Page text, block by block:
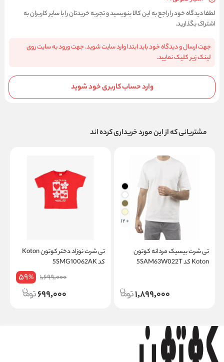
لطفا دیدگاه خود را راجع به این کالا بنویسید و تجربه خریدتان را با سایر کاربران به
اشتراک بگذارید.
جهت ارسال و دیدگاه خود باید ابتدا وارد سایت شوید. جهت ورود به سایت روی
لینک زیر کلیک نمایید.
وارد حساب کاربری خود شوید
مشتریانی که از این مورد خریداری کرده اند
+ 12
تی شرت بیسیک مردانه کوتون
Koton کد 5SAM63W022T
1,899,000
تی شرت نوزاد دختر کوتون Koton
کد 5SMG10062AK
1,699,000
59%
699,000